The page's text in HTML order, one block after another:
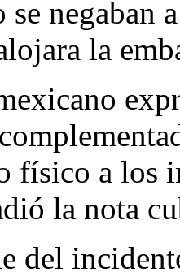
se negaban
la
físico a los
la nota
del